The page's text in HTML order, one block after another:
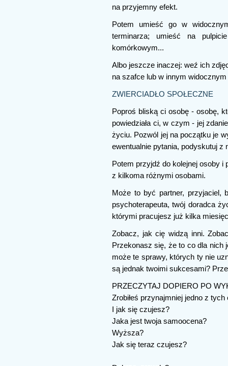
na przyjemny efekt.
Potem umieść go w
terminarza; umieść na
komórkowym...
Albo jeszcze inaczej: weź ich
na szafce lub w innym
ZWIERCIADŁO SPOŁECZNE
Poproś bliską ci osobę - osobę,
powiedziała ci, w czym - jej
życiu. Pozwól jej na początku je
ewentualnie pytania, podyskutuj z
Potem przyjdź do kolejnej osoby i
z kilkoma różnymi osobami.
Może to być partner, przyjaciel,
psychoterapeuta, twój doradca
którymi pracujesz już kilka
Zobacz, jak cię widzą inni.
Przekonasz się, że to co dla nich
może te sprawy, których ty nie
są jednak twoimi sukcesami?
PRZECZYTAJ DOPIERO PO
Zrobiłeś przynajmniej jedno z tych
I jak się czujesz?
Jaka jest twoja samoocena?
Wyższa?
Jak się teraz czujesz?